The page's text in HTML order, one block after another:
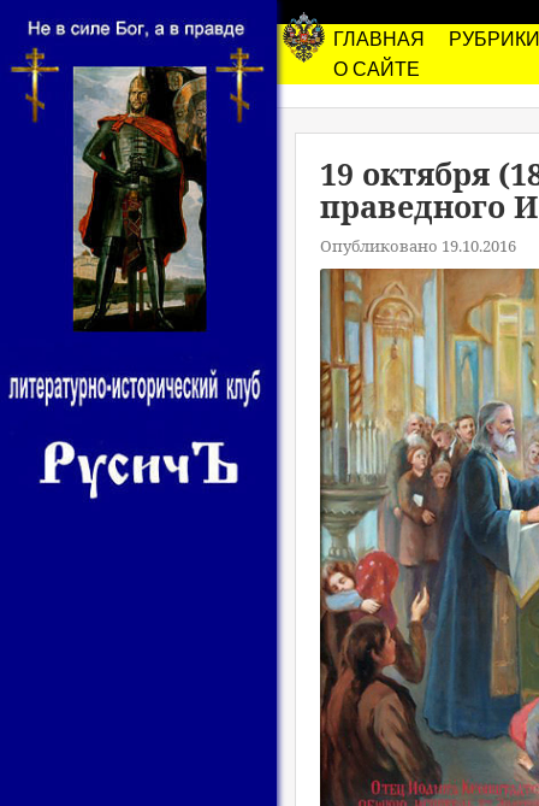
ГЛАВНАЯ
РУБРИКИ
О САЙТЕ
19 октября
праведного
Опубликовано 19.10.2016